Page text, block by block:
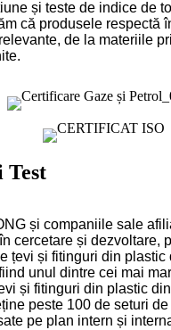
și teste de indice de
că produsele respectă
de la materiile
Test
și companiile sale
cercetare și dezvoltare,
țevi și fitinguri din plastic
unul dintre cei mai
și fitinguri din plastic
peste 100 de seturi
pe plan intern și